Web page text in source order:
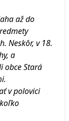
až do
Neskôr, v 18.
a
obce Stará
v polovici